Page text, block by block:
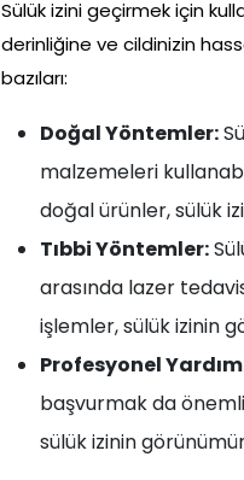
Sülük izini geçirmek için
derinliğine ve cildinizin
bazıları:
Doğal Yöntemler:
malzemeleri
doğal ürünler, sülük
Tıbbi Yöntemler:
arasında lazer
işlemler, sülük izinin
Profesyonel
başvurmak da
sülük izinin